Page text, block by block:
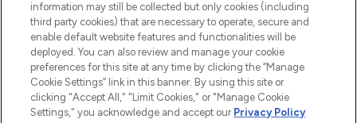
INFORMATIONS GÉNÉRALES
À PROPOS DE LOOKFANTASTIC
information may still be collected but only cookies (including
third party cookies) that are necessary to operate, secure and
enable default website features and functionalities will be
deployed. You can also review and manage your cookie
preferences for this site at any time by clicking the “Manage
Cookie Settings” link in this banner. By using this site or
clicking "Accept All," "Limit Cookies," or "Manage Cookie
Settings," you acknowledge and accept our Privacy Policy